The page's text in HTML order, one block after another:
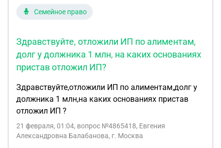
Семейное право
Здравствуйте, отложили ИП по алиментам,
долг у должника 1 млн, на каких основаниях
пристав отложил ИП?
Здравствуйте,отложили ИП по алиментам,долг у
должника 1 млн,на каких основаниях пристав
отложил ИП ?
21 февраля, 01:04, вопрос №4865418, Евгения
Александровна Балабанова, г. Москва